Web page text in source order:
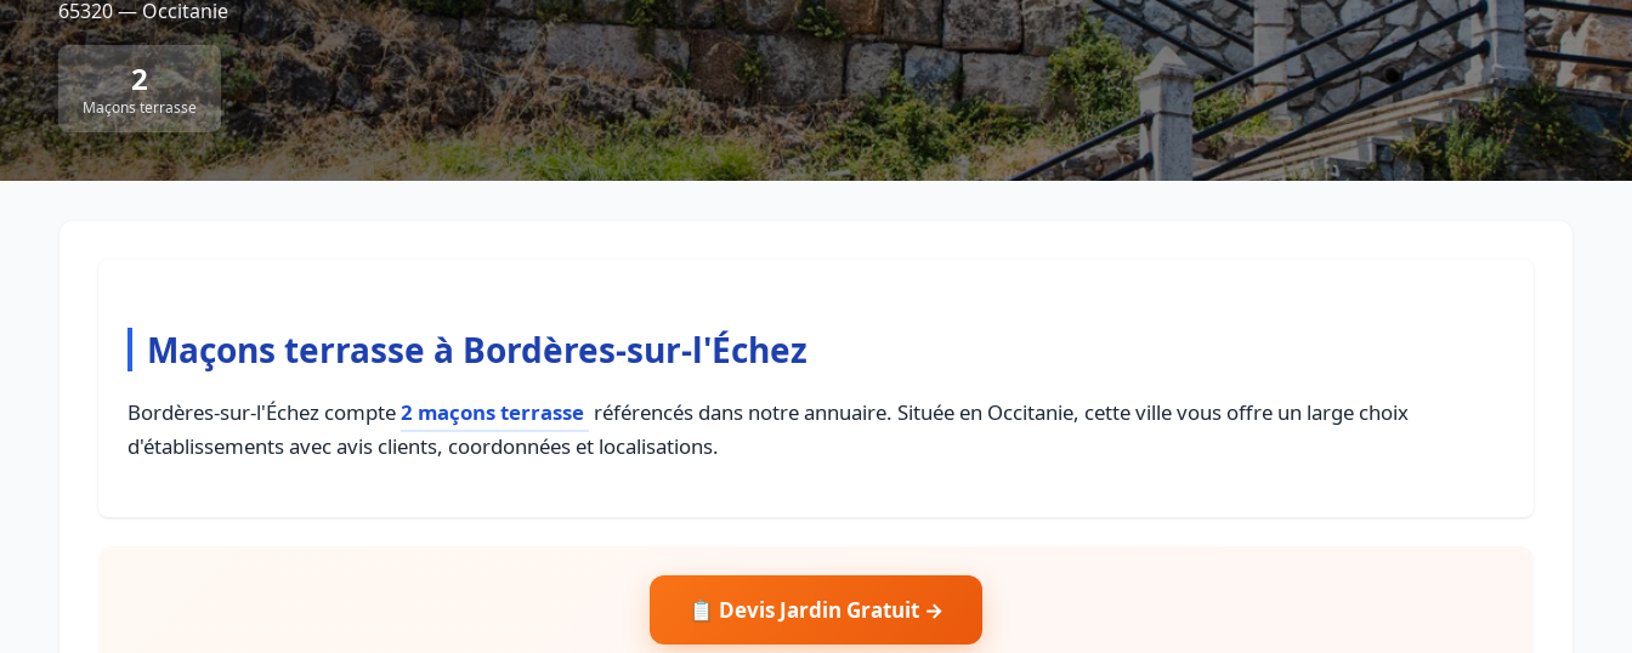
65320 — Occitanie
2
Maçons terrasse
Maçons terrasse à Bordères-sur-l'Échez
Bordères-sur-l'Échez compte2 maçons terrasse référencés dans notre annuaire. Située en Occitanie, cette ville vous offre un large choix
d'établissements avec avis clients, coordonnées et localisations.
📋 Devis Jardin Gratuit →